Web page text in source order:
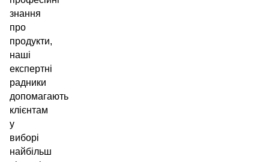
знання
про
продукти,
наші
експертні
радники
допомагають
клієнтам
у
виборі
найбільш